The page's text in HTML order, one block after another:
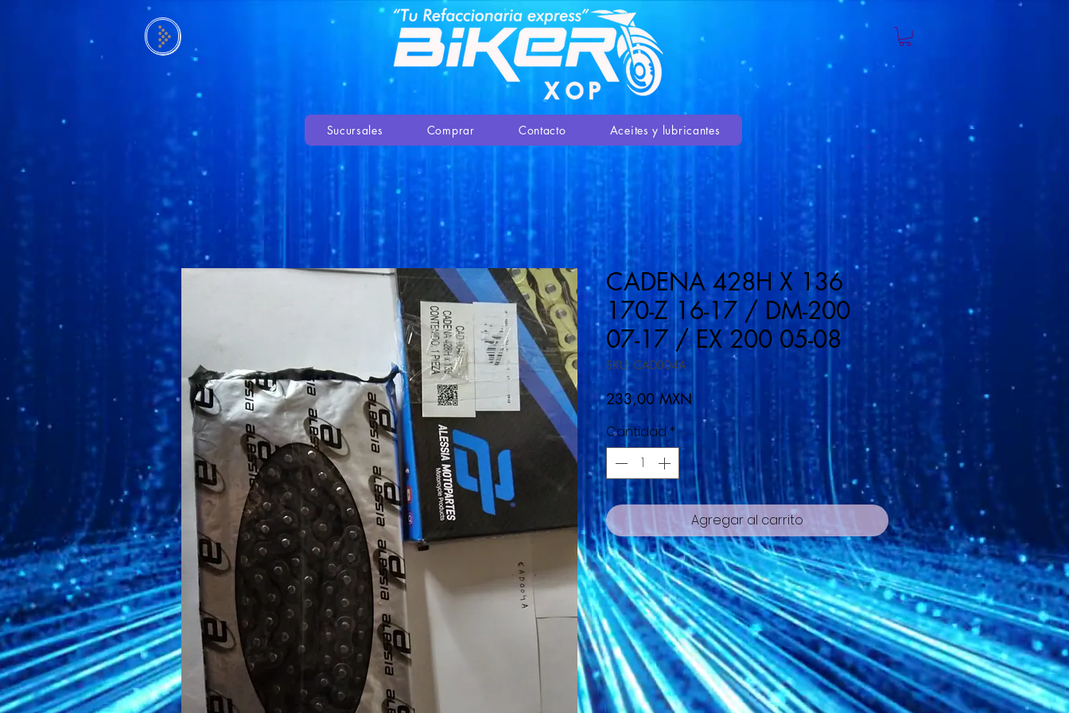
Sucursales Comprar Contacto Aceites y lubricantes
CADENA 428H X 136
170-Z 16-17 / DM-200
07-17 / EX 200 05-08
SKU: CAD004A
233,00 MXN Precio
Cantidad *
Agregar al carrito